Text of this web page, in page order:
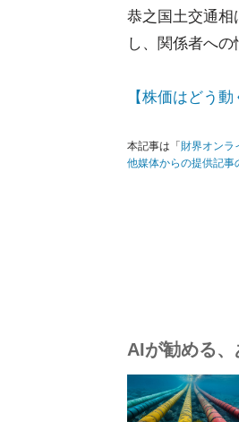
恭之国土交通相
し、関係者への
【株価はどう
本記事は「 財界オンラ
他媒体からの提供記事
AIが勧める